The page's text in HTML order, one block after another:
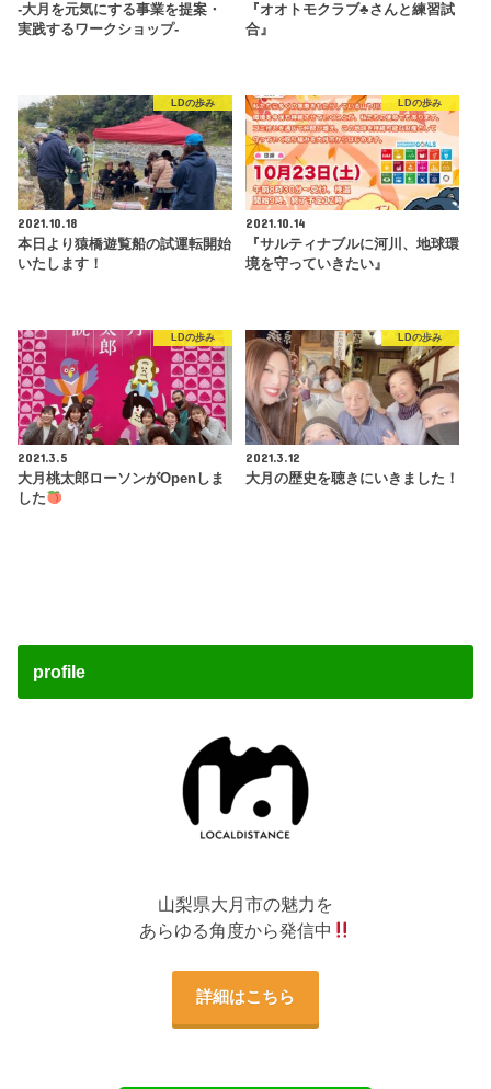
-大月を元気にする事業を提案・
実践するワークショップ-
『オオトモクラブ♣️さんと練習試
合』
LDの歩み
2021.10.18
本日より猿橋遊覧船の試運転開始
いたします！
LDの歩み
2021.10.14
『サルティナブルに河川、地球環
境を守っていきたい』
LDの歩み
2021.3.5
大月桃太郎ローソンがOpenしま
した
LDの歩み
2021.3.12
大月の歴史を聴きにいきました！
profile
山梨県大月市の魅力を
あらゆる角度から発信中
詳細はこちら